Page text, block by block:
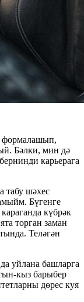
формалашып,
Бәлки, мин дә
карьерага
табу шәхес
Бүгенге
күбрәк
торган заман
Теләгән
уйлана башларга
кыз барыбер
дөрес куя